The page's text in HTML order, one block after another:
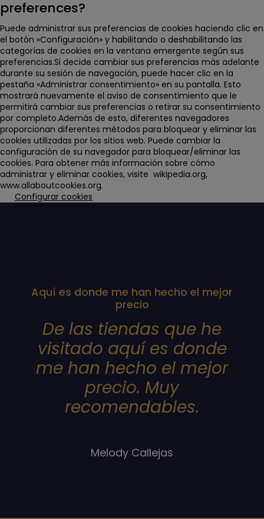
preferences?
Puede administrar sus preferencias de cookies haciendo clic en
el botón «Configuración» y habilitando o deshabilitando las
categorías de cookies en la ventana emergente según sus
preferencias.Si decide cambiar sus preferencias más adelante
durante su sesión de navegación, puede hacer clic en la
pestaña «Administrar consentimiento» en su pantalla. Esto
mostrará nuevamente el aviso de consentimiento que le
permitirá cambiar sus preferencias o retirar su consentimiento
por completo.Además de esto, diferentes navegadores
proporcionan diferentes métodos para bloquear y eliminar las
cookies utilizadas por los sitios web. Puede cambiar la
configuración de su navegador para bloquear/eliminar las
cookies. Para obtener más información sobre cómo
administrar y eliminar cookies, visite wikipedia.org,
www.allaboutcookies.org.
Configurar cookies
Aquí es donde me han hecho el mejor
precio
De las tiendas que he
visitado aquí es donde
me han hecho el mejor
precio. Muy
recomendables.
Melody Callejas